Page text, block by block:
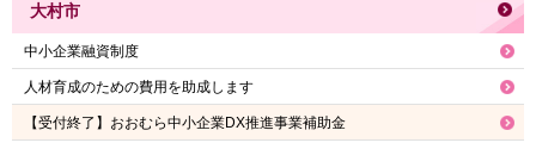
大村市
中小企業融資制度
人材育成のための費用を助成します
【受付終了】おおむら中小企業DX推進事業補助金